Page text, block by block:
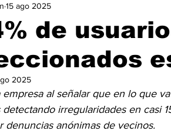
San Lorenzo
Departamento San Lorenzo Pujato
de Fútbol Cañada de Gómez
de
15 ago 2025
2025
empresa al señalar que en lo que
irregularidades en casi
denuncias anónimas de vecinos.